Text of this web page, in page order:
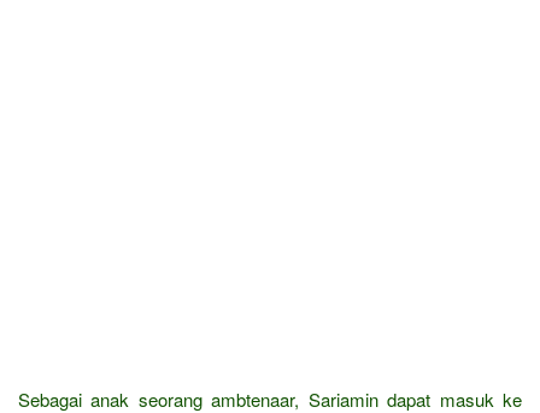
Sebagai anak seorang ambtenaar, Sariamin dapat masuk ke